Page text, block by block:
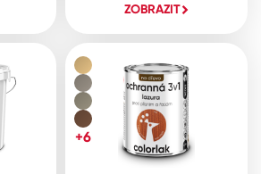
ZOBRAZIT
+6